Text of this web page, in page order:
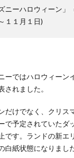
ニーハロウィーン」
１１月１日)
ーではハロウィーン
されました。
だけでなく、クリス
で予定されていたダ
です。ランドの新エ
白紙状態になりました